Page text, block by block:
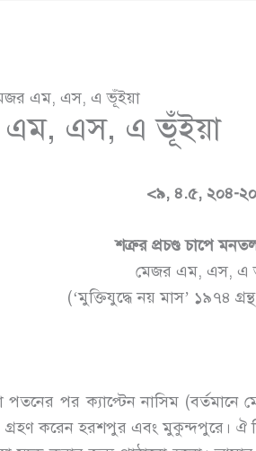
এম, এস, এ ভূঁইয়া
এম, এস, এ ভূঁইয়া
<৯, ৪.৫, ২০৪-
শত্রুর প্রচণ্ড চাপে
মেজর এম, এস, এ
(‘মুক্তিযুদ্ধে নয় মাস’ ১৯৭৪
পর ক্যাপ্টেন নাসিম (বর্তমানে
গ্রহণ করেন হরশপুর এবং মুকুন্দপুরে।